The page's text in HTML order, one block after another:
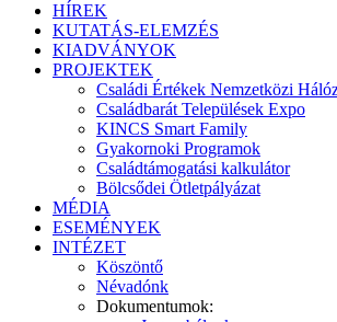
HÍREK
KUTATÁS-ELEMZÉS
KIADVÁNYOK
PROJEKTEK
Családi Értékek Nemzetközi
Családbarát Települések Expo
KINCS Smart Family
Gyakornoki Programok
Családtámogatási kalkulátor
Bölcsődei Ötletpályázat
MÉDIA
ESEMÉNYEK
INTÉZET
Köszöntő
Névadónk
Dokumentumok: